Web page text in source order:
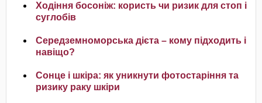
Ходіння босоніж: користь чи ризик для стоп і
суглобів
Середземноморська дієта – кому підходить і
навіщо?
Сонце і шкіра: як уникнути фотостаріння та
ризику раку шкіри